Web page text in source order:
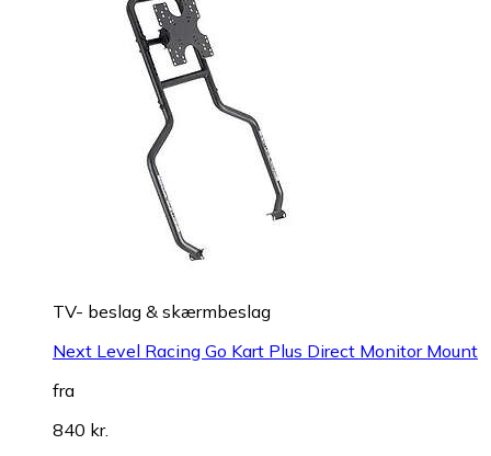
TV- beslag & skærmbeslag
Next Level Racing Go Kart Plus Direct Monitor Mount
fra
840 kr.